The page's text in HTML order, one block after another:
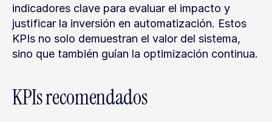
indicadores clave para evaluar el impacto y
justificar la inversión en automatización. Estos
KPIs no solo demuestran el valor del sistema,
sino que también guían la optimización continua.
KPIs recomendados